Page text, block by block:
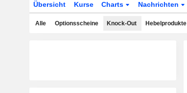
Übersicht Kurse Charts Nachrichten
Alle Optionsscheine Knock-Out Hebelprodukte